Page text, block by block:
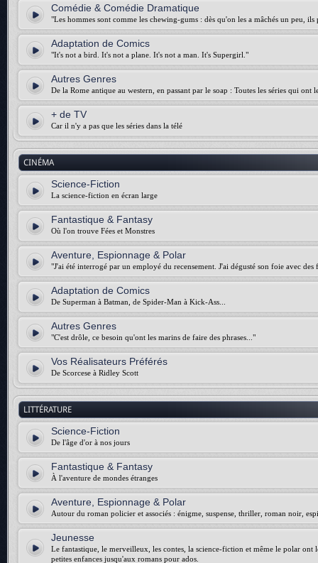
Comédie & Comédie Dramatique
"Les hommes sont comme les chewing-gums : dès qu'on les a mâchés un peu,
Adaptation de Comics
"It's not a bird. It's not a plane. It's not a man. It's Supergirl."
Autres Genres
De la Rome antique au western, en passant par le soap : Toutes les séries qui ont
+ de TV
Car il n'y a pas que les séries dans la télé
CINÉMA
Science-Fiction
La science-fiction en écran large
Fantastique & Fantasy
Où l'on trouve Fées et Monstres
Aventure, Espionnage & Polar
"J'ai été interrogé par un employé du recensement. J'ai dégusté son foie avec
Adaptation de Comics
De Superman à Batman, de Spider-Man à Kick-Ass...
Autres Genres
"C'est drôle, ce besoin qu'ont les marins de faire des phrases..."
Vos Réalisateurs Préférés
De Scorcese à Ridley Scott
LITTÉRATURE
Science-Fiction
De l'âge d'or à nos jours
Fantastique & Fantasy
À l'aventure de mondes étranges
Aventure, Espionnage & Polar
Autour du roman policier et associés : énigme, suspense, thriller, roman noir,
Jeunesse
Le fantastique, le merveilleux, les contes, la science-fiction et même le polar ont
petites enfances jusqu'aux romans pour ados.